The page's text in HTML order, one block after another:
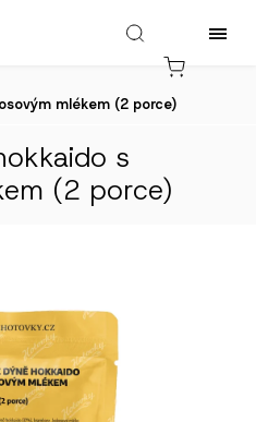
mlékem (2 porce)
s
(2 porce)